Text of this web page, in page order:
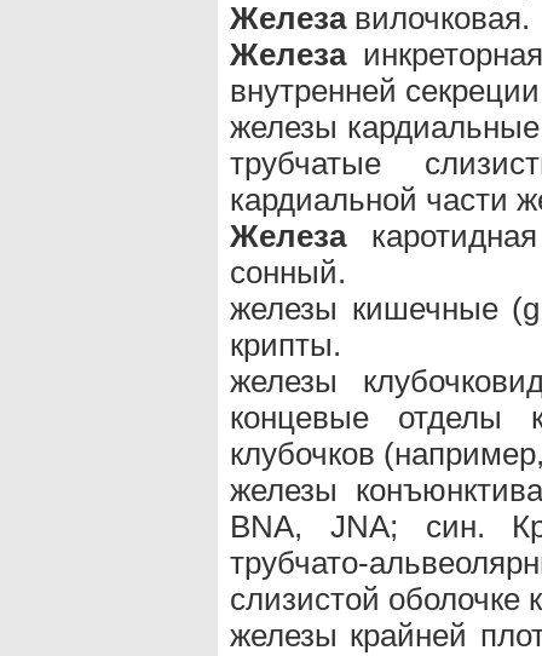
Железавилочковая.
Железа
внутренней
железы
трубчатые
кардиальной части
Железа
сонный.
железы кишечные
крипты.
железы
концевые отделы
клубочков
железы
BNA, JNA; син.
трубчато-
слизистой оболочке
железы крайней